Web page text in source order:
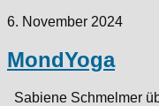
6. November 2024
MondYoga
Sabiene Schmelmer